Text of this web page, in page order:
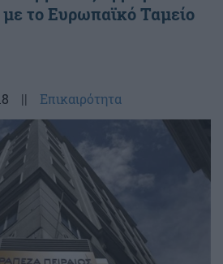
το Ευρωπαϊκό Ταμείο
|| Επικαιρότητα